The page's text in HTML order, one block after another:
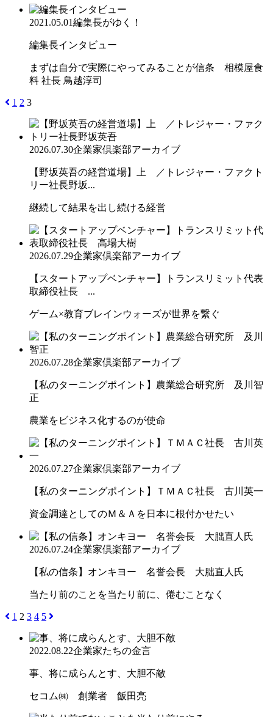
2021.05.01編集長がゆく！
編集長インタビュー
まずは自分で実際にやってみることが信条 相模屋食
料 社長 鳥越淳司
1 2 3
2026.07.30企業家倶楽部アーカイブ
【野坂英吾の経営道場】上 ／トレジャー・ファクト
リー社長野坂...
継続して結果を出し続ける経営
2026.07.29企業家倶楽部アーカイブ
【スタートアップベンチャー】トランスリミット代表
取締役社長 ...
ゲーム×教育ブレインウォーズが世界を繋ぐ
2026.07.28企業家倶楽部アーカイブ
【私のターニングポイント】農業総合研究所 及川智
正
農業をビジネス化するのが使命
2026.07.27企業家倶楽部アーカイブ
【私のターニングポイント】ＴＭＡＣ社長 古川英一
資金調達としてのＭ＆Ａを日本に根付かせたい
2026.07.24企業家倶楽部アーカイブ
【私の信条】オンキヨー 名誉会長 大朏直人氏
当たり前のことを当たり前に、倦むことなく
1 2 3 4 5
2022.08.22企業家たちの金言
事、将に成らんとす、大胆不敵
セコム㈱ 創業者 飯田亮